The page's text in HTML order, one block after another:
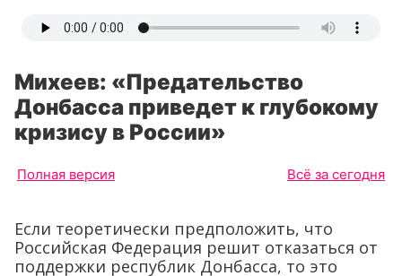
Михеев: «Предательство
Донбасса приведет к глубокому
кризису в России»
Полная версия Всё за сегодня
Если теоретически предположить, что
Российская Федерация решит отказаться от
поддержки республик Донбасса, то это